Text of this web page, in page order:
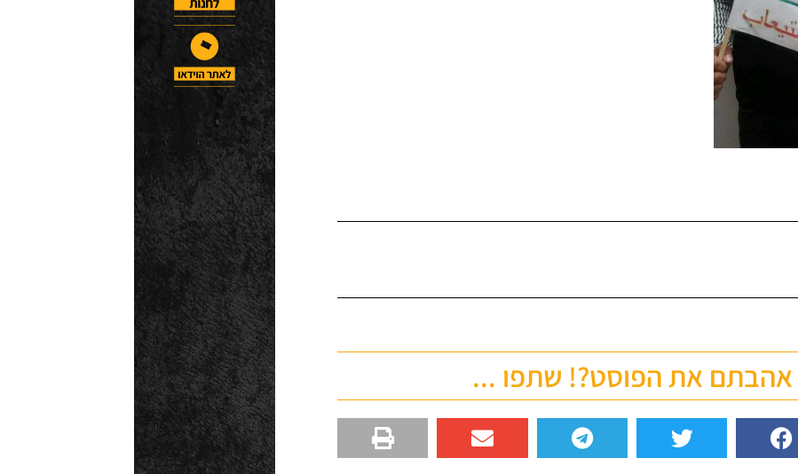
אהבתם את הפוסט?! שתפו ...